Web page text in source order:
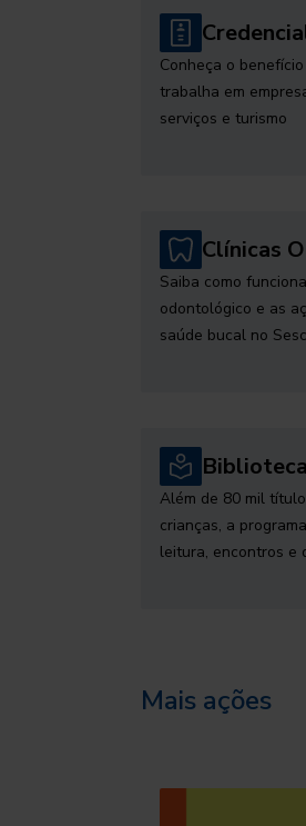
Conheça o
trabalha em
serviços e turismo
Clínicas
Saiba como
odontológico e as
saúde bucal no
Além de 80 mil
crianças, a
leitura, encontros e
Mais ações